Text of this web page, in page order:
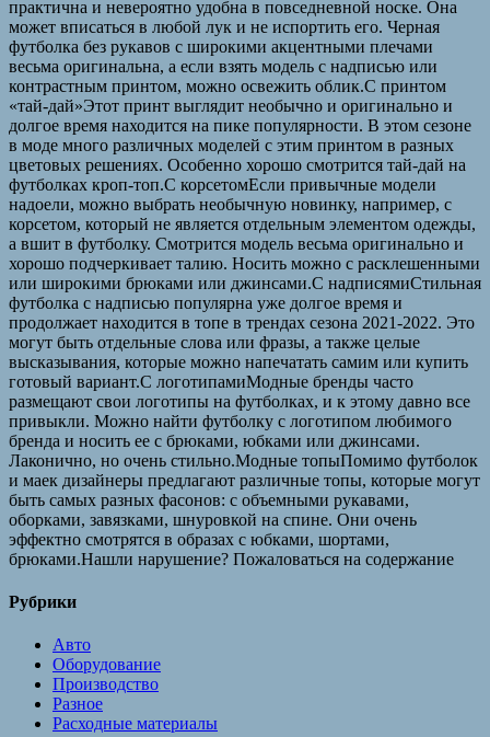
практична и невероятно удобна в повседневной носке. Она
может вписаться в любой лук и не испортить его. Черная
футболка без рукавов с широкими акцентными плечами
весьма оригинальна, а если взять модель с надписью или
контрастным принтом, можно освежить облик.С принтом
«тай-дай»Этот принт выглядит необычно и оригинально и
долгое время находится на пике популярности. В этом сезоне
в моде много различных моделей с этим принтом в разных
цветовых решениях. Особенно хорошо смотрится тай-дай на
футболках кроп-топ.С корсетомЕсли привычные модели
надоели, можно выбрать необычную новинку, например, с
корсетом, который не является отдельным элементом одежды,
а вшит в футболку. Смотрится модель весьма оригинально и
хорошо подчеркивает талию. Носить можно с расклешенными
или широкими брюками или джинсами.С надписямиСтильная
футболка с надписью популярна уже долгое время и
продолжает находится в топе в трендах сезона 2021-2022. Это
могут быть отдельные слова или фразы, а также целые
высказывания, которые можно напечатать самим или купить
готовый вариант.С логотипамиМодные бренды часто
размещают свои логотипы на футболках, и к этому давно все
привыкли. Можно найти футболку с логотипом любимого
бренда и носить ее с брюками, юбками или джинсами.
Лаконично, но очень стильно.Модные топыПомимо футболок
и маек дизайнеры предлагают различные топы, которые могут
быть самых разных фасонов: с объемными рукавами,
оборками, завязками, шнуровкой на спине. Они очень
эффектно смотрятся в образах с юбками, шортами,
брюками.Нашли нарушение? Пожаловаться на содержание
Рубрики
Авто
Оборудование
Производство
Разное
Расходные материалы